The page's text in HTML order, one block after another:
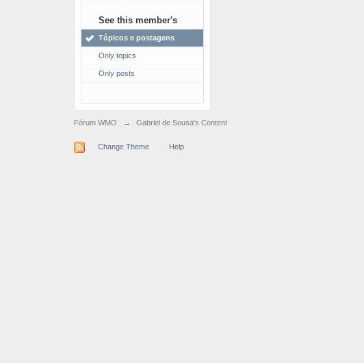
See this member's
Tópicos e postagens
Only topics
Only posts
Fórum WMO → Gabriel de Sousa's Content
Change Theme Help